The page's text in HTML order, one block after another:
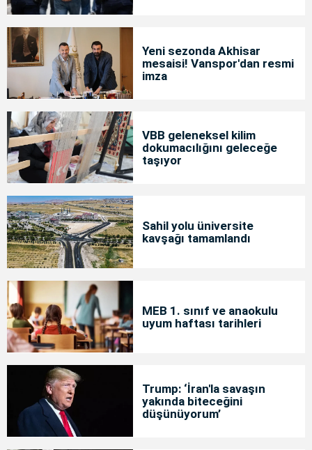
Yeni sezonda Akhisar
mesaisi! Vanspor'dan resmi
imza
VBB geleneksel kilim
dokumacılığını geleceğe
taşıyor
Sahil yolu üniversite
kavşağı tamamlandı
MEB 1. sınıf ve anaokulu
uyum haftası tarihleri
Trump: ‘İran'la savaşın
yakında biteceğini
düşünüyorum’